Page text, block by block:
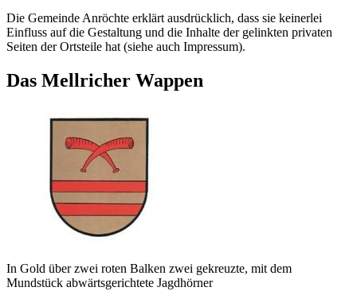
Die Gemeinde Anröchte erklärt ausdrücklich, dass sie keinerlei
Einfluss auf die Gestaltung und die Inhalte der gelinkten privaten
Seiten der Ortsteile hat (siehe auch Impressum).
Das Mellricher Wappen
In Gold über zwei roten Balken zwei gekreuzte, mit dem
Mundstück abwärtsgerichtete Jagdhörner